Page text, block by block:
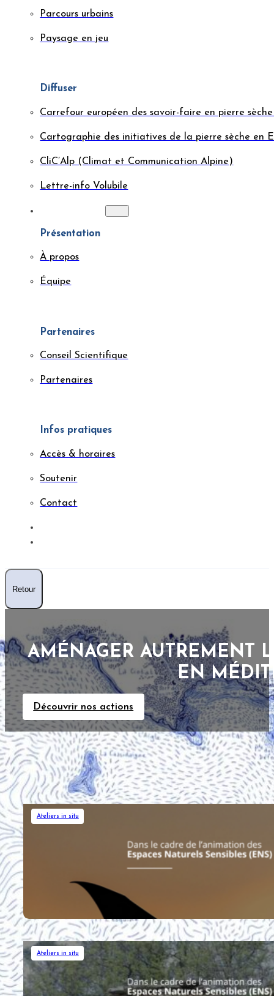
Parcours urbains
Paysage en jeu
Diffuser
Carrefour européen des savoir-faire en pierre
Cartographie des initiatives de la pierre sèche en
CliC’Alp (Climat et Communication Alpine)
Lettre-info Volubile
Présentation
À propos
Équipe
Partenaires
Conseil Scientifique
Partenaires
Infos pratiques
Accès & horaires
Soutenir
Contact
Retour
AMÉNAGER AUTREMENT
EN
Découvrir nos actions
Les prochains événements
Ateliers in situ
Pierre sèche et chauves-souris du lac
Ateliers in situ